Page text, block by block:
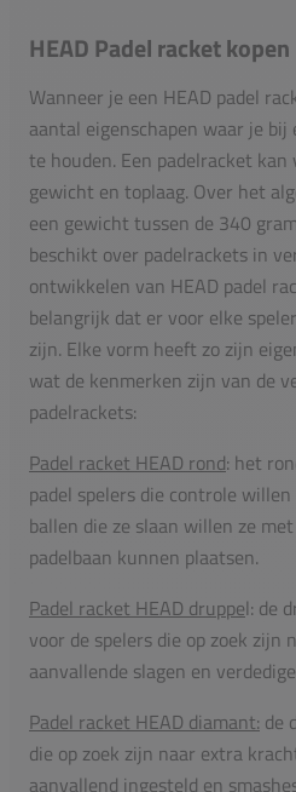
HEAD Padel racket kopen
Wanneer je een HEAD padel
aantal eigenschapen waar je
te houden. Een padelracket
gewicht en toplaag. Over het
een gewicht tussen de 340
beschikt over padelrackets in
ontwikkelen van HEAD padel
belangrijk dat er voor elke
zijn. Elke vorm heeft zo zijn
wat de kenmerken zijn van de
padelrackets:
Padel racket HEAD rond: het
padel spelers die controle
ballen die ze slaan willen ze
padelbaan kunnen plaatsen.
Padel racket HEAD druppel: de
voor de spelers die op zoek zijn
aanvallende slagen en
Padel racket HEAD diamant: de
die op zoek zijn naar extra
aanvallend ingesteld en